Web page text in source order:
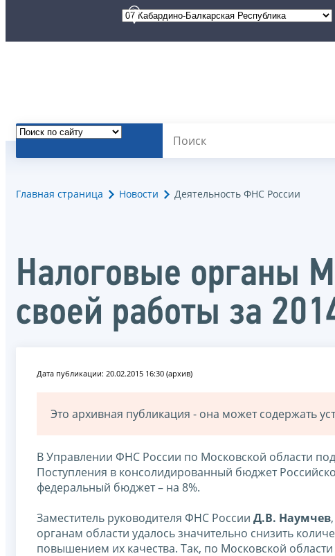
Главная страница Новости Деятельность ФНС России
Налоговые органы
своей работы за
Дата публикации: 20.02.2015 16:30 (архив)
Это архивная публикация - она может содержать
В Управлении ФНС России по Московской области
Поступления в консолидированный бюджет
федеральный бюджет – на 8%.
Заместитель руководителя ФНС России Д.В. Наумчев
органам области удалось значительно снизить
повышением их качества. Так, по Московской